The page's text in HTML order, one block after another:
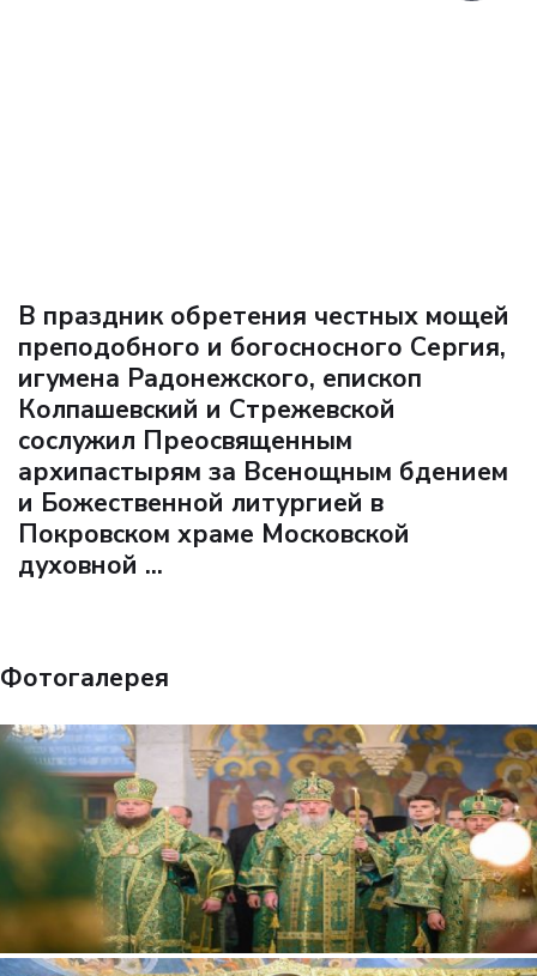
В праздник обретения честных мощей
преподобного и богосносного Сергия,
игумена Радонежского, епископ
Колпашевский и Стрежевской
сослужил Преосвященным
архипастырям за Всенощным бдением
и Божественной литургией в
Покровском храме Московской
духовной ...
Фотогалерея